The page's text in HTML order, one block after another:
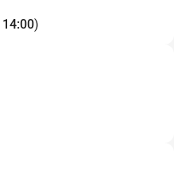
14:00)